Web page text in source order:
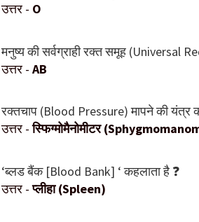
उत्तर - O
मनुष्य की सर्वग्राही रक्त समूह (Universal
उत्तर - AB
रक्तचाप (Blood Pressure) मापने की यंत्र
उत्तर -स्फिग्मोमैनोमीटर
‘ब्लड बैंक [Blood Bank] ‘ कहलाता है ❓
उत्तर -प्लीहा (Spleen)